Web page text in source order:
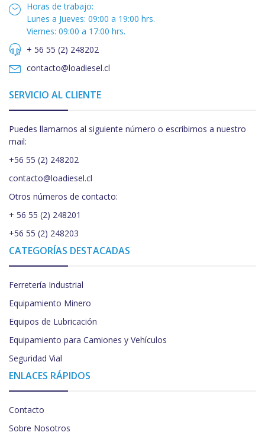
Horas de trabajo:
Lunes a Jueves: 09:00 a 19:00 hrs.
Viernes: 09:00 a 17:00 hrs.
+ 56 55 (2) 248202
contacto@loadiesel.cl
SERVICIO AL CLIENTE
Puedes llamarnos al siguiente número o escribirnos a nuestro
mail:
+56 55 (2) 248202
contacto@loadiesel.cl
Otros números de contacto:
+ 56 55 (2) 248201
+56 55 (2) 248203
CATEGORÍAS DESTACADAS
Ferretería Industrial
Equipamiento Minero
Equipos de Lubricación
Equipamiento para Camiones y Vehículos
Seguridad Vial
ENLACES RÁPIDOS
Contacto
Sobre Nosotros